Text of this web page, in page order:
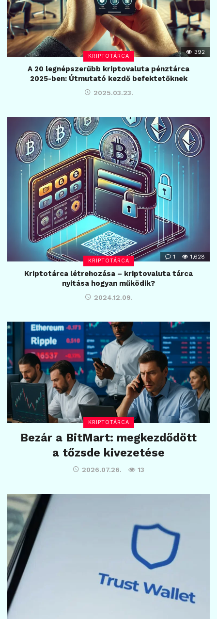
KRIPTOTÁRCA
392
A 20 legnépszerűbb kriptovaluta pénztárca
2025-ben: Útmutató kezdő befektetőknek
2025.03.23.
KRIPTOTÁRCA
1 1,628
Kriptotárca létrehozása – kriptovaluta tárca
nyitása hogyan működik?
2024.12.09.
KRIPTOTÁRCA
Bezár a BitMart: megkezdődött
a tőzsde kivezetése
2026.07.26. 13